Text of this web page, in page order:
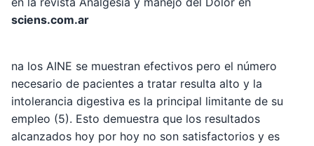
sciens.com.ar
na los AINE se muestran efectivos pero el número
necesario de pacientes a tratar resulta alto y la
intolerancia digestiva es la principal limitante de su
empleo (5). Esto demuestra que los resultados
alcanzados hoy por hoy no son satisfactorios y es